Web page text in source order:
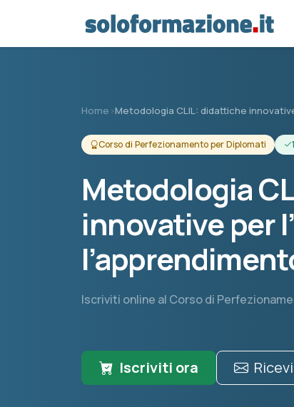
Home ›Metodologia CLIL: didattiche
Corso di Perfezionamento per Diplomati
Metodologia
innovative per
Iscriviti online al Corso di
Iscriviti ora